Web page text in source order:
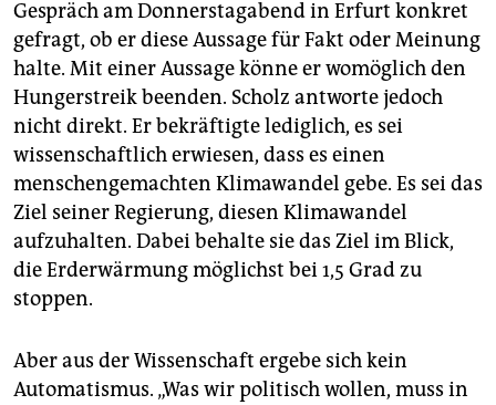
Gespräch am Donnerstagabend in Erfurt konkret
gefragt, ob er diese Aussage für Fakt oder Meinung
halte. Mit einer Aussage könne er womöglich den
Hungerstreik beenden. Scholz antworte jedoch
nicht direkt. Er bekräftigte lediglich, es sei
wissenschaftlich erwiesen, dass es einen
menschengemachten Klimawandel gebe. Es sei das
Ziel seiner Regierung, diesen Klimawandel
aufzuhalten. Dabei behalte sie das Ziel im Blick,
die Erderwärmung möglichst bei 1,5 Grad zu
stoppen.
Aber aus der Wissenschaft ergebe sich kein
Automatismus. „Was wir politisch wollen, muss in